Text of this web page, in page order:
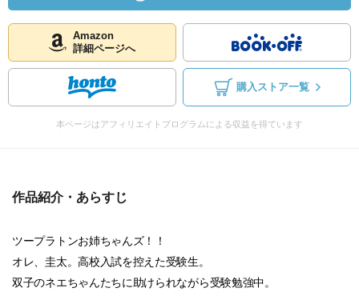
Amazon
詳細ページへ
購入ストア一覧
本ページはアフィリエイトプログラムによる収益を得ています
作品紹介・あらすじ
ツープラトンお姉ちゃんズ！！
オレ、圭太。高校入試を控えた受験生。
双子のネエちゃんたちに助けられながら受験勉強中。